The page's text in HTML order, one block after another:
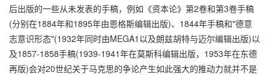
后出版的一些从未发表的手稿，例如《资本论》第2卷和第3卷手稿
(分别在1884年和1895年由恩格斯编辑出版)、1844年手稿和"德意
志意识形态"(1932年同时由MEGA1以及朗兹胡特与迈尔编辑出版)以
及1857-1858手稿(1939-1941年在莫斯科编辑出版，1953年在东德
再版)会对20世纪关于马克思的争论产生如此强大的推动力就并不是